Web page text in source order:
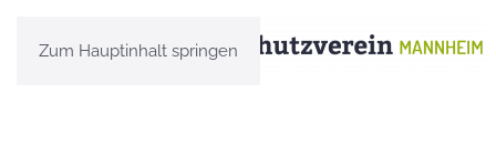
Zum Hauptinhalt springen